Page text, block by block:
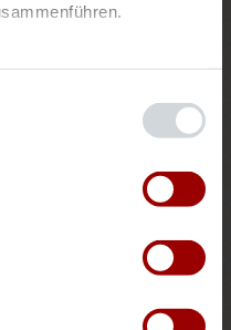
Kalorien, 4 g Eiweiß, 6